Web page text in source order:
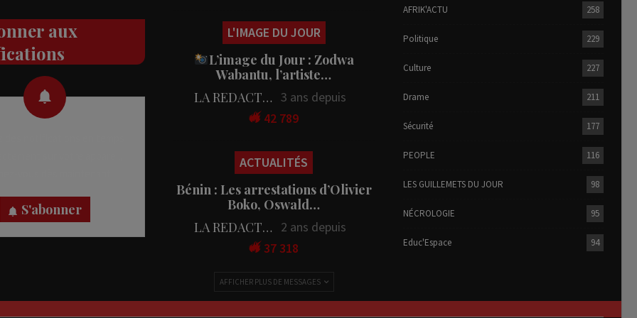
aux
S'abonner
L'IMAGE DU JOUR
L’image du Jour : Zodwa
Wabantu, l’artiste…
LA REDACTION 3 ans depuis
42 789
ACTUALITÉS
Bénin : Les arrestations d’Olivier
Boko, Oswald…
LA REDACTION
2 ans depuis
37 318
AFFICHER PLUS DE MESSAGES
AFRIK'ACTU 258
Politique 229
Culture 227
Drame 211
Sécurité 177
PEOPLE 116
LES GUILLEMETS DU JOUR 98
NÉCROLOGIE 95
Educ'Espace 94